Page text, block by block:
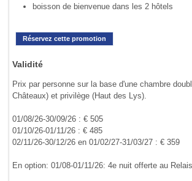
boisson de bienvenue dans les 2 hôtels
Réservez cette promotion
Validité
Prix par personne sur la base d'une chambre
Châteaux) et privilège (Haut des Lys).
01/08/26-30/09/26 : € 505
01/10/26-01/11/26 : € 485
02/11/26-30/12/26 en 01/02/27-31/03/27 : € 359
En option: 01/08-01/11/26: 4e nuit offerte au